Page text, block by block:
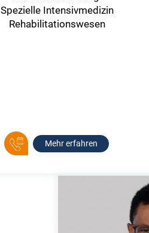
Spezielle Intensivmedizin
Rehabilitationswesen
Mehr erfahren